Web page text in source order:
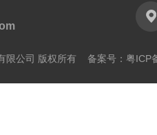
限公司 版权所有 备案号：粤ICP